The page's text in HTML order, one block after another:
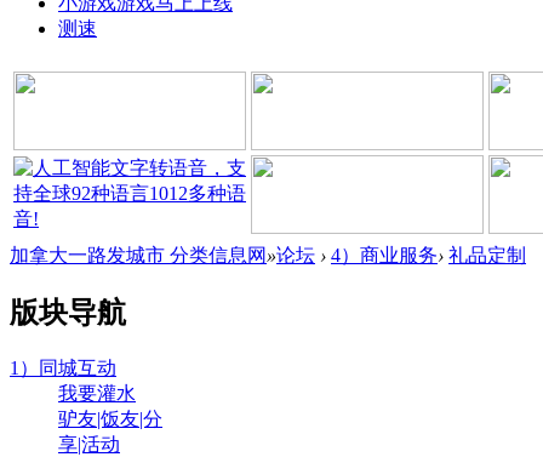
测速
加拿大一路发城市 分类信息网 »论坛 › 4）商业服务› 礼品定制
版块导航
1）同城互动
我要灌水
驴友|饭友|分
享|活动